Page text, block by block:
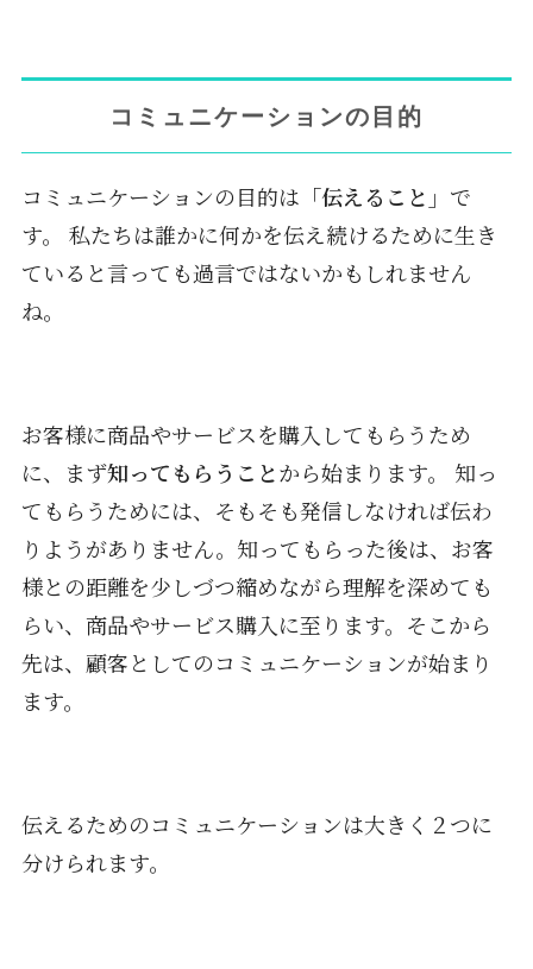
コミュニケーションの目的
コミュニケーションの目的は 「伝えること」 で
す。 私たちは誰かに何かを伝え続けるために生き
ていると言っても過言ではないかもしれません
ね。
お客様に商品やサービスを購入してもらうため
に、まず知ってもらうことから始まります。 知っ
てもらうためには、そもそも発信しなければ伝わ
りようがありません。知ってもらった後は、お客
様との距離を少しづつ縮めながら理解を深めても
らい、商品やサービス購入に至ります。そこから
先は、顧客としてのコミュニケーションが始まり
ます。
伝えるためのコミュニケーションは大きく２つに
分けられます。